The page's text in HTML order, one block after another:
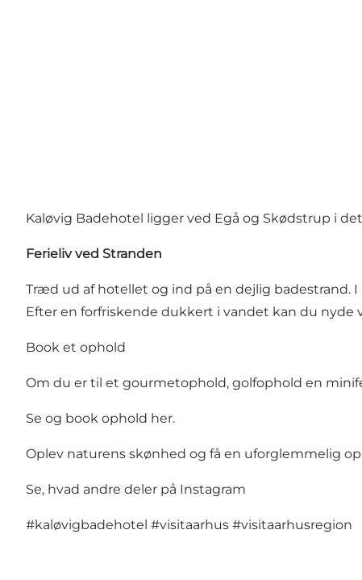
Kaløvig Badehotel ligger ved Egå og Skødstrup i
Ferieliv ved Stranden
Træd ud af hotellet og ind på en dejlig
Efter en forfriskende dukkert i vandet kan du
Book et ophold
Om du er til et gourmetophold, golfophold en
Se og book ophold her.
Oplev naturens skønhed og få en uforglemmelig
Se, hvad andre deler på Instagram
#kaløvigbadehotel #visitaarhus #visitaarhusregion